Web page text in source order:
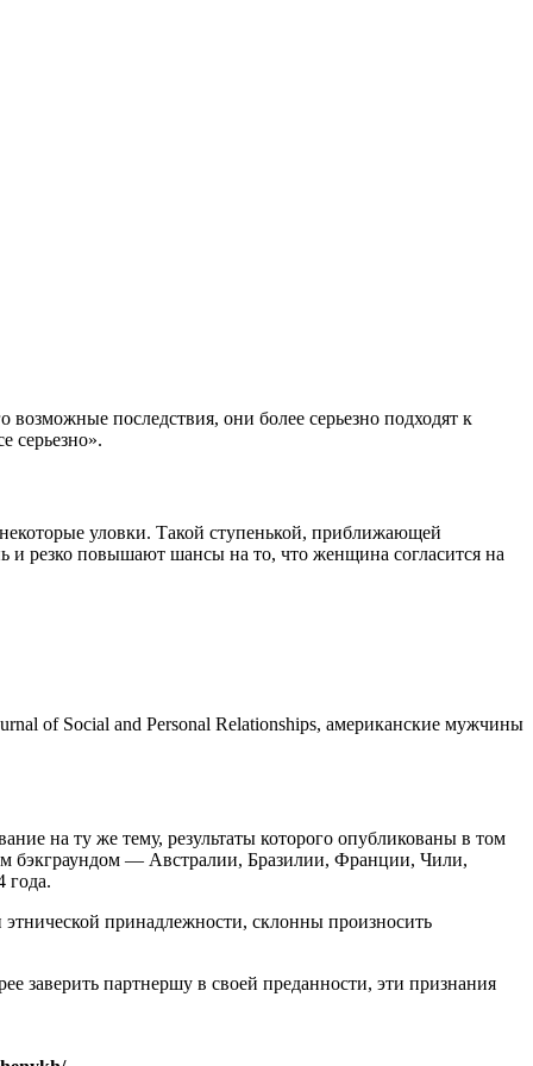
последствия, они более серьезно подходят к
серьезно».
уловки. Такой ступенькой, приближающей
резко повышают шансы на то, что женщина согласится на
of Social and Personal Relationships, американские мужчины
на ту же тему, результаты которого опубликованы в том
бэкграундом — Австралии, Бразилии, Франции, Чили,
года.
принадлежности, склонны произносить
заверить партнершу в своей преданности, эти признания